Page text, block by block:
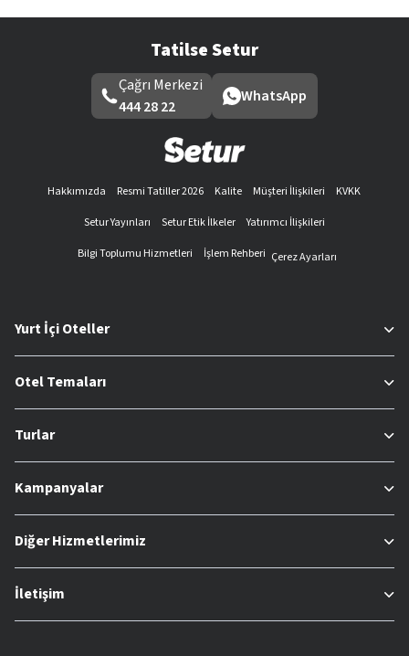
Tatilse Setur
Çağrı Merkezi
444 28 22
WhatsApp
Hakkımızda Resmi Tatiller 2026 Kalite Müşteri İlişkileri
KVKK
Setur Yayınları
Setur Etik İlkeler
Yatırımcı İlişkileri
Bilgi Toplumu Hizmetleri
İşlem Rehberi Çerez Ayarları
Yurt İçi Oteller
Otel Temaları
Turlar
Kampanyalar
Diğer Hizmetlerimiz
İletişim